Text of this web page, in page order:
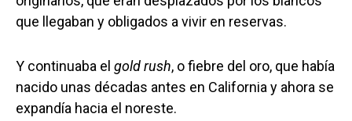
que llegaban y obligados a vivir en reservas.
Y continuaba el gold rush, o fiebre del oro, que había
nacido unas décadas antes en California y ahora se
expandía hacia el noreste.